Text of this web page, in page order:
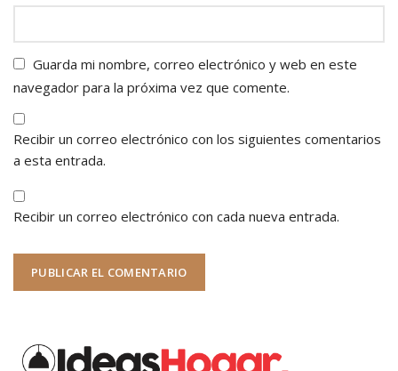
Guarda mi nombre, correo electrónico y web en este
navegador para la próxima vez que comente.
Recibir un correo electrónico con los siguientes comentarios
a esta entrada.
Recibir un correo electrónico con cada nueva entrada.